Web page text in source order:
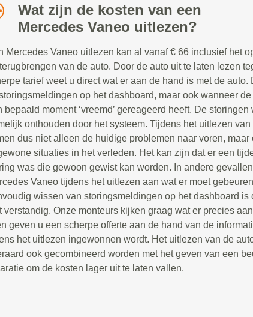
Wat zijn de kosten van een
Mercedes Vaneo uitlezen?
Mercedes Vaneo uitlezen kan al vanaf € 66 inclusief het
van de auto. Door de auto uit te laten lezen
tarief weet u direct wat er aan de hand is met de auto.
op het dashboard, maar ook wanneer
bepaald moment ‘vreemd’ gereageerd heeft. De storingen
onthouden door het systeem. Tijdens het uitlezen van
dus niet alleen de huidige problemen naar voren, maar
situaties in het verleden. Het kan zijn dat er een
was die gewoon gewist kan worden. In andere
Vaneo tijdens het uitlezen aan wat er moet
wissen van storingsmeldingen op het dashboard is
verstandig. Onze monteurs kijken graag wat er precies
geven u een scherpe offerte aan de hand van de
het uitlezen ingewonnen wordt. Het uitlezen van de
ook gecombineerd worden met het geven van een
om de kosten lager uit te laten vallen.